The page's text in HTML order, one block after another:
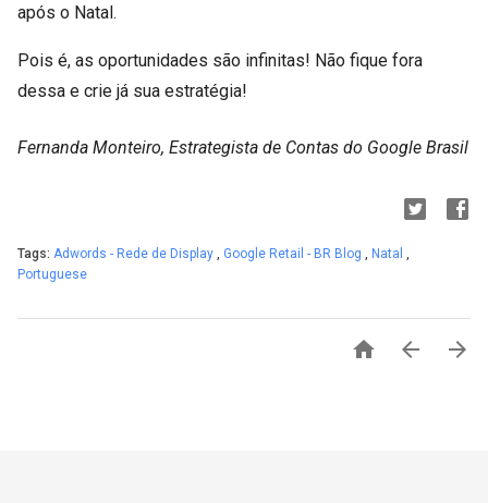
após o Natal.
Pois é, as oportunidades são infinitas! Não fique fora
dessa e crie já sua estratégia!
Fernanda Monteiro, Estrategista de Contas do Google Brasil
Tags: Adwords - Rede de Display , Google Retail - BR Blog , Natal ,
Portuguese
  